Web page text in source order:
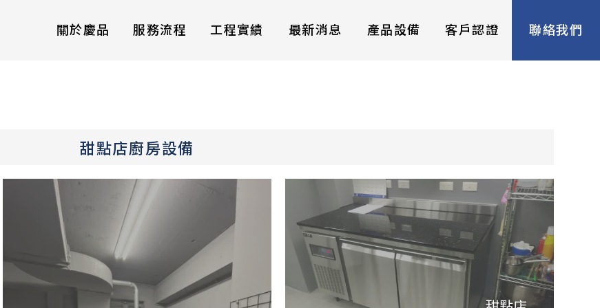
關於慶品 服務流程 工程實績 最新消息 產品設備 客戶認證 聯絡我們
甜點店廚房設備